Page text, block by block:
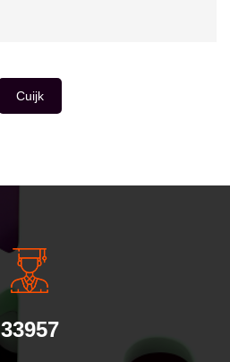
Cuijk
33957